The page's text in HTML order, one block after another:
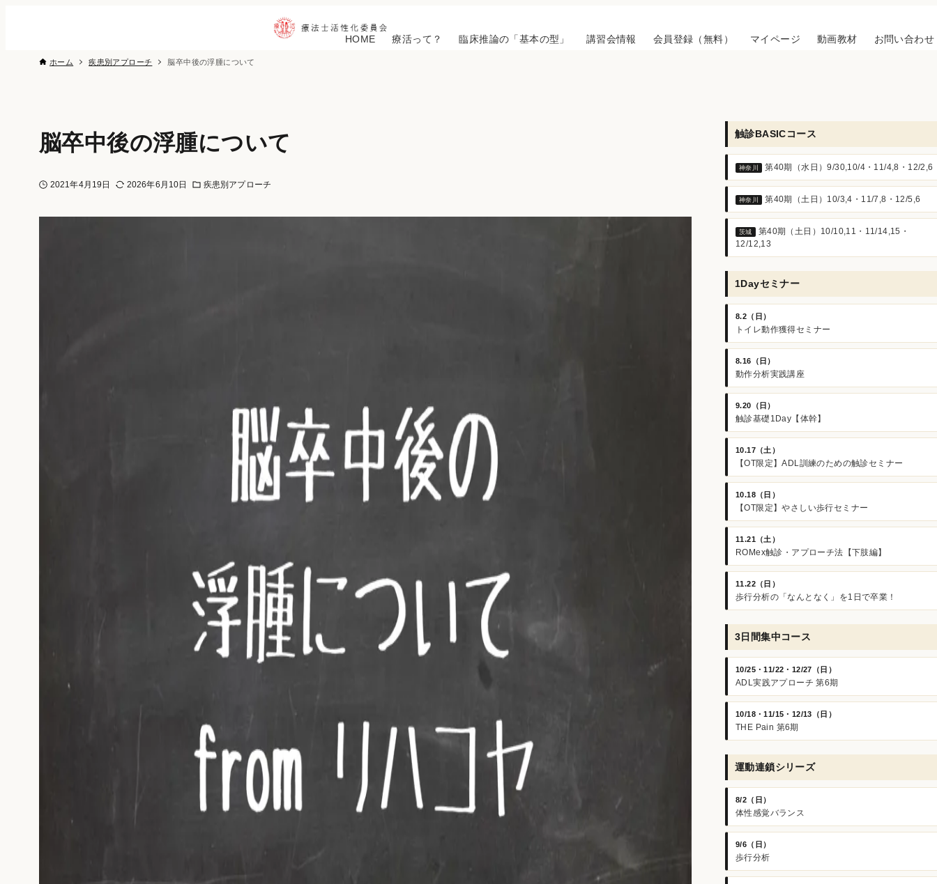
HOME 療活って？ 臨床推論の「基本の型」 講習会情報 会員登録（無料） マイページ 動画教材 お問い合わせ
ホーム 疾患別アプローチ 脳卒中後の浮腫について
脳卒中後の浮腫について
2021年4月19日 2026年6月10日 疾患別アプローチ
触診BASICコース
神奈川 第40期（水日）9/30,10/4・11/4,8・12/2,6
神奈川 第40期（土日）10/3,4・11/7,8・12/5,6
茨城
第40期（土日）10/10,11・11/14,15・
12/12,13
1Dayセミナー
8.2（日）
トイレ動作獲得セミナー
8.16（日）
動作分析実践講座
9.20（日）
触診基礎1Day【体幹】
10.17（土）
【OT限定】ADL訓練のための触診セミナー
10.18（日）
【OT限定】やさしい歩行セミナー
11.21（土）
ROMex触診・アプローチ法【下肢編】
11.22（日）
歩行分析の「なんとなく」を1日で卒業！
3日間集中コース
10/25・11/22・12/27（日）
ADL実践アプローチ 第6期
10/18・11/15・12/13（日）
THE Pain 第6期
運動連鎖シリーズ
8/2（日）
体性感覚バランス
9/6（日）
歩行分析